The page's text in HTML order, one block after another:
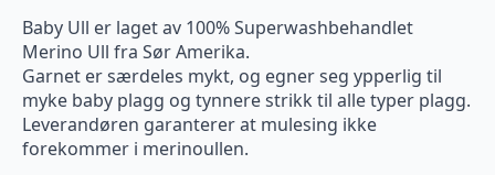
Baby Ull er laget av 100% Superwashbehandlet
Merino Ull fra Sør Amerika.
Garnet er særdeles mykt, og egner seg ypperlig til
myke baby plagg og tynnere strikk til alle typer plagg.
Leverandøren garanterer at mulesing ikke
forekommer i merinoullen.